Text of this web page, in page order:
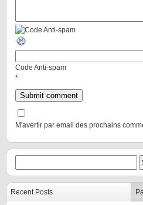
Code Anti-spam
*
M'avertir par email des prochains
Recent Posts